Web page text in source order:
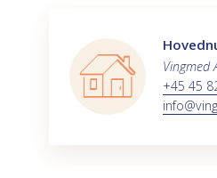
Vingmed
+45 45